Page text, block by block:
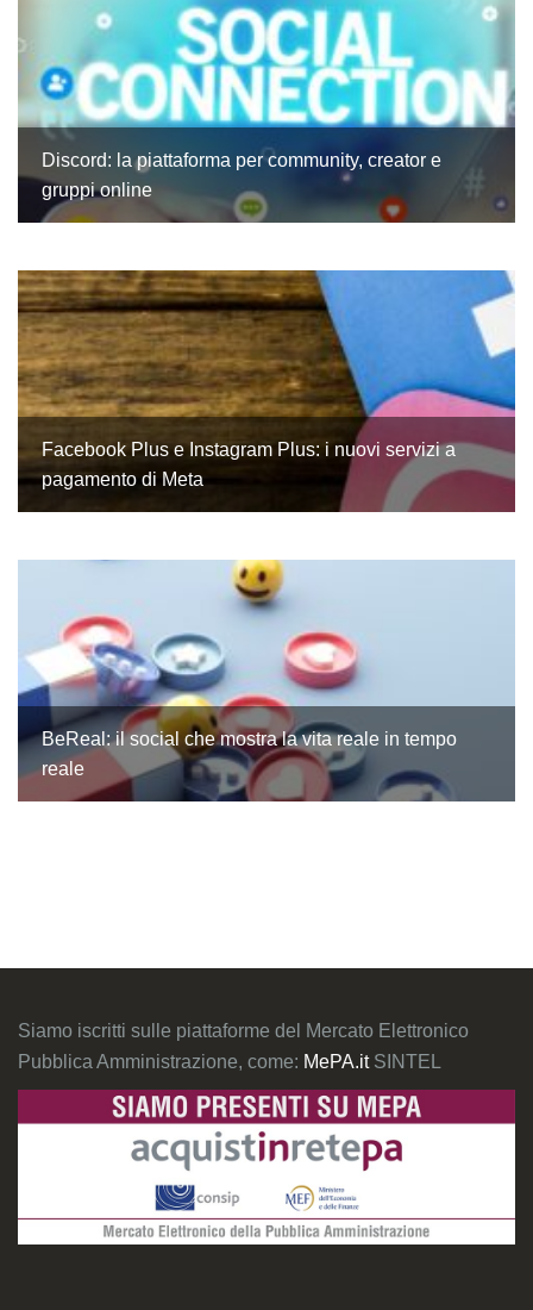
Discord: la piattaforma per community, creator e
gruppi online
Facebook Plus e Instagram Plus: i nuovi servizi a
pagamento di Meta
BeReal: il social che mostra la vita reale in tempo
reale
Siamo iscritti sulle piattaforme del Mercato Elettronico
Pubblica Amministrazione, come: MePA.it SINTEL